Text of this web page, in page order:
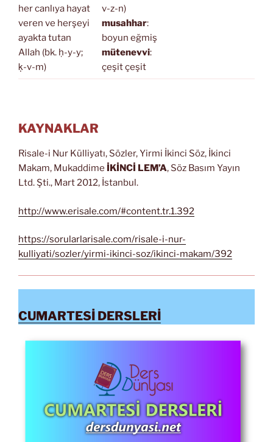
her canlıya hayat
veren ve herşeyi
ayakta tutan
Allah (bk. ḥ-y-y;
ḳ-v-m)
v-z-n)
musahhar:
boyun eğmiş
mütenevvi:
çeşit çeşit
KAYNAKLAR
Risale-i Nur Külliyatı, Sözler, Yirmi İkinci Söz, İkinci
Makam, Mukaddime
İKİNCİ LEM’A, Söz Basım Yayın
Ltd. Şti., Mart 2012, İstanbul.
http://www.erisale.com/#content.tr.1.392
https://sorularlarisale.com/risale-i-nur-
kulliyati/sozler/yirmi-ikinci-soz/ikinci-makam/392
CUMARTESİ DERSLERİ